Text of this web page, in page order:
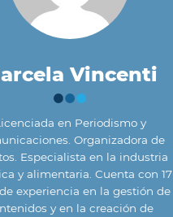
Vincenti
en Periodismo y
Organizadora de
Especialista en la industria
y alimentaria. Cuenta con 17
experiencia en la gestión de
y en la creación de